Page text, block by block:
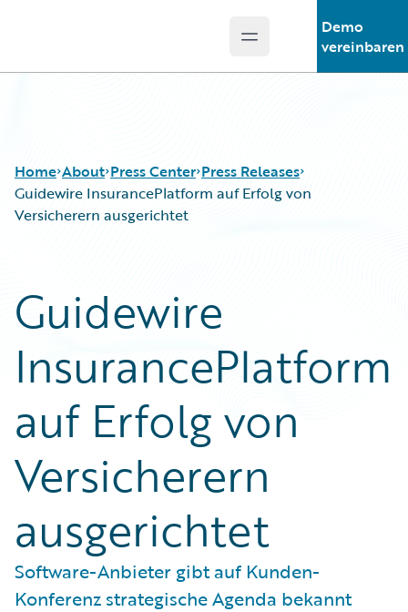
Open main menu
Demo
vereinbaren
Home About Press Center Press Releases
Guidewire InsurancePlatform auf Erfolg von
Versicherern ausgerichtet
Guidewire
InsurancePlatform
auf Erfolg von
Versicherern
ausgerichtet
Software-Anbieter gibt auf Kunden-
Konferenz strategische Agenda bekannt